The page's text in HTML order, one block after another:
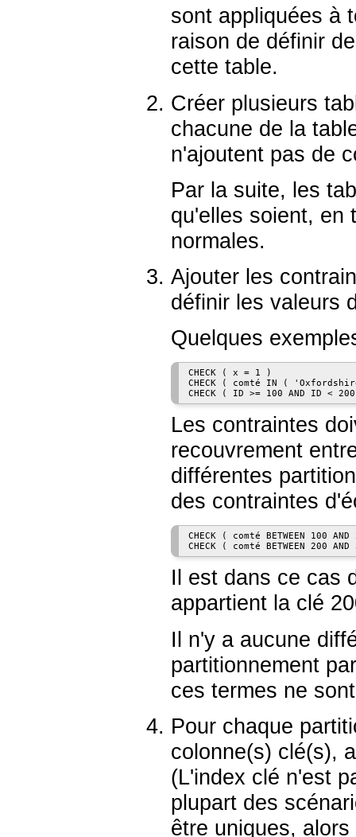
sont appliquées à
raison de définir
cette table.
Créer plusieurs
chacune de la
n'ajoutent pas de
Par la suite, les
qu'elles soient,
normales.
Ajouter les
définir les valeurs
Quelques
CHECK ( x = 1 )
CHECK ( comté IN (
Les contraintes
recouvrement
différentes
des contraintes
CHECK ( comté BETWEEN 100
Il est dans ce cas
appartient la clé
Il n'y a aucune
partitionnement
ces termes ne
Pour chaque
colonne(s) clé(s),
(L'index clé n'est
plupart des
être uniques,